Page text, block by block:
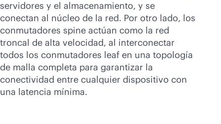
servidores y el almacenamiento, y se
conectan al núcleo de la red. Por otro lado, los
conmutadores spine actúan como la red
troncal de alta velocidad, al interconectar
todos los conmutadores leaf en una topología
de malla completa para garantizar la
conectividad entre cualquier dispositivo con
una latencia mínima.